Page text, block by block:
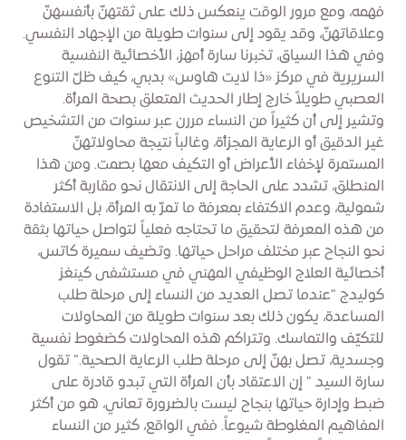
فهمه، ومع مرور الوقت ينعكس ذلك على ثقتهنّ بأنفسهنّ
وعلاقاتهنّ، وقد يقود إلى سنوات طويلة من الإجهاد النفسي.
وفي هذا السياق، تخبرنا سارة أمهز، الأخصائية النفسية
السريرية في مركز «ذا لايت هاوس» بدبي، كيف ظلّ التنوع
العصبي طويلاً خارج إطار الحديث المتعلق بصحة المرأة.
وتشير إلى أن كثيراً من النساء مررن عبر سنوات من التشخيص
غير الدقيق أو الرعاية المجزأة، وغالباً نتيجة محاولاتهنّ
المستمرة لإخفاء الأعراض أو التكيف معها بصمت. ومن هذا
المنطلق، تشدد على الحاجة إلى الانتقال نحو مقاربة أكثر
شمولية، وعدم الاكتفاء بمعرفة ما تمرّ به المرأة، بل الاستفادة
من هذه المعرفة لتحقيق ما تحتاجه فعلياً لتواصل حياتها بثقة
نحو النجاح عبر مختلف مراحل حياتها. وتضيف سميرة كاتس،
أخصائية العلاج الوظيفي المهني في مستشفى كينغز
كوليدج "عندما تصل العديد من النساء إلى مرحلة طلب
المساعدة، يكون ذلك بعد سنوات طويلة من المحاولات
للتكيّف والتماسك. وتتراكم هذه المحاولات كضغوط نفسية
وجسدية، تصل بهنّ إلى مرحلة طلب الرعاية الصحية." تقول
سارة السيد " إن الاعتقاد بأن المرأة التي تبدو قادرة على
ضبط وإدارة حياتها بنجاح ليست بالضرورة تعاني، هو من أكثر
المفاهيم المغلوطة شيوعاً. ففي الواقع، كثير من النساء